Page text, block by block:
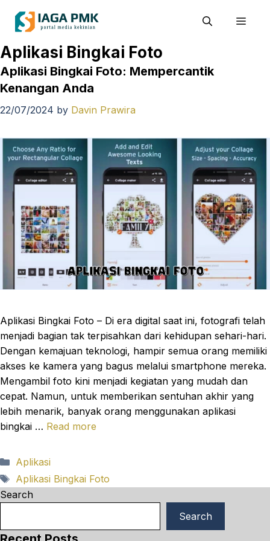
Aplikasi Bingkai Foto
Aplikasi Bingkai Foto: Mempercantik
Kenangan Anda
22/07/2024 by Davin Prawira
Aplikasi Bingkai Foto – Di era digital saat ini, fotografi telah
menjadi bagian tak terpisahkan dari kehidupan sehari-hari.
Dengan kemajuan teknologi, hampir semua orang memiliki
akses ke kamera yang bagus melalui smartphone mereka.
Mengambil foto kini menjadi kegiatan yang mudah dan
cepat. Namun, untuk memberikan sentuhan akhir yang
lebih menarik, banyak orang menggunakan aplikasi
bingkai … Read more
Categories
Aplikasi
Tags
Aplikasi Bingkai Foto
Search
Search